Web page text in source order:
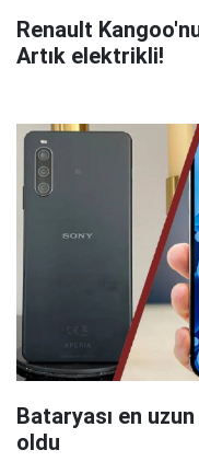
Renault
Artık elektrikli!
Bataryası en
oldu